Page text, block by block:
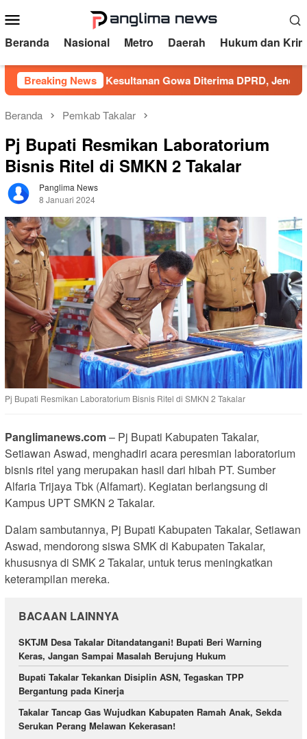
ke
kontenMobile
Beranda Nasional Metro Daerah Hukum dan
Breaking News
Aspirasi Kesultanan Gowa Diterima DPRD, Jenderal
Beranda Pemkab Takalar
Pj Bupati Resmikan Laboratorium
Bisnis Ritel di SMKN 2 Takalar
Panglima News
8 Januari 2024
Pj Bupati Resmikan Laboratorium Bisnis Ritel di SMKN 2 Takalar
Panglimanews.com– Pj Bupati Kabupaten Takalar,
Setiawan Aswad, menghadiri acara peresmian laboratorium
bisnis ritel yang merupakan hasil dari hibah PT. Sumber
Alfaria Trijaya Tbk (Alfamart). Kegiatan berlangsung di
Kampus UPT SMKN 2 Takalar.
Dalam sambutannya, Pj Bupati Kabupaten Takalar, Setiawan
Aswad, mendorong siswa SMK di Kabupaten Takalar,
khususnya di SMK 2 Takalar, untuk terus meningkatkan
keterampilan mereka.
BACAAN LAINNYA
SKTJM Desa Takalar Ditandatangani! Bupati Beri Warning
Keras, Jangan Sampai Masalah Berujung Hukum
Bupati Takalar Tekankan Disiplin ASN, Tegaskan TPP
Bergantung pada Kinerja
Takalar Tancap Gas Wujudkan Kabupaten Ramah Anak, Sekda
Serukan Perang Melawan Kekerasan!